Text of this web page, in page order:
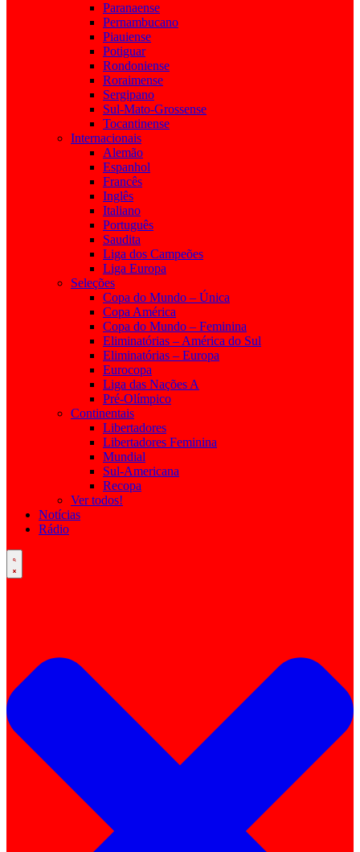
Paranaense
Pernambucano
Piauiense
Potiguar
Rondoniense
Roraimense
Sergipano
Sul-Mato-Grossense
Tocantinense
Internacionais
Alemão
Espanhol
Francês
Inglês
Italiano
Português
Saudita
Liga dos Campeões
Liga Europa
Seleções
Copa do Mundo – Única
Copa América
Copa do Mundo – Feminina
Eliminatórias – América do Sul
Eliminatórias – Europa
Eurocopa
Liga das Nações A
Pré-Olímpico
Continentais
Libertadores
Libertadores Feminina
Mundial
Sul-Americana
Recopa
Ver todos!
Notícias
Rádio